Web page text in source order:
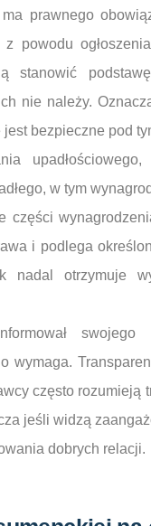
prawnego
powodu
stanowić
nie należy.
bezpieczne pod
w tym
części
i podlega
nadal otrzymuje
swojego
wymaga.
często
jeśli widzą
dobrych relacji.